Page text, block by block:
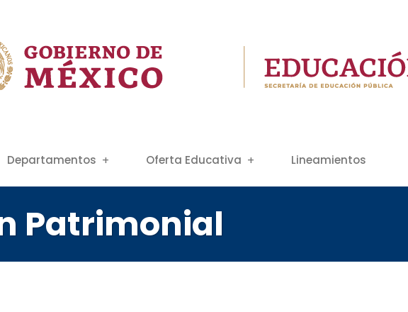
Departamentos Oferta Educativa Lineamientos
Patrimonial